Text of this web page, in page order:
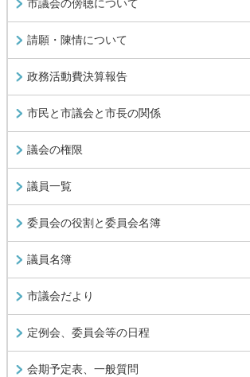
市議会の傍聴について
請願・陳情について
政務活動費決算報告
市民と市議会と市長の関係
議会の権限
議員一覧
委員会の役割と委員会名簿
議員名簿
市議会だより
定例会、委員会等の日程
会期予定表、一般質問